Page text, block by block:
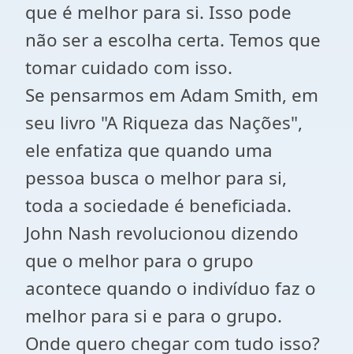
que é melhor para si. Isso pode
não ser a escolha certa. Temos que
tomar cuidado com isso.
Se pensarmos em Adam Smith, em
seu livro "A Riqueza das Nações",
ele enfatiza que quando uma
pessoa busca o melhor para si,
toda a sociedade é beneficiada.
John Nash revolucionou dizendo
que o melhor para o grupo
acontece quando o indivíduo faz o
melhor para si e para o grupo.
Onde quero chegar com tudo isso?